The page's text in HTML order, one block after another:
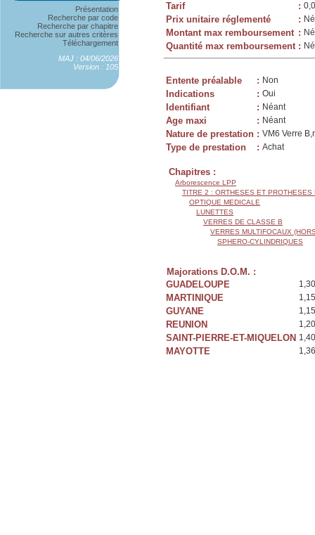
Présentation
Recherche par code
Recherche par chapitre
Recherche sur autres critères
Téléchargement
MAJ : 04/06/2026
Version : 105
Tarif :
Prix unitaire réglementé :
Montant max remboursement :
Quantité max remboursement :
Entente préalable : Non
Indications : Oui
Identifiant : Néant
Age maxi : Néant
Nature de prestation : VM6 Verre
Type de prestation : Achat
Chapitres :
Arborescence LPP
TITRE 2 : ORTHESES ET PROTHESES
OPTIQUE MEDICALE
LUNETTES
VERRES DE CLASSE B
VERRES MULTIFOCAUX
SPHERO-CYLINDRIQUES
Majorations D.O.M. :
GUADELOUPE
MARTINIQUE
GUYANE
REUNION
SAINT-PIERRE-ET-MIQUELON
MAYOTTE